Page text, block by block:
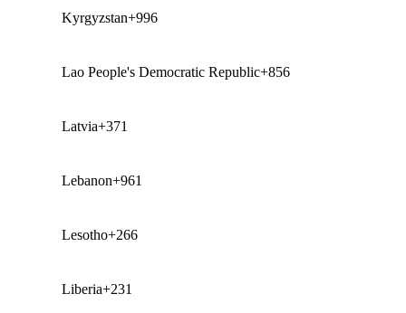
Kyrgyzstan+996
Lao People's Democratic Republic+856
Latvia+371
Lebanon+961
Lesotho+266
Liberia+231